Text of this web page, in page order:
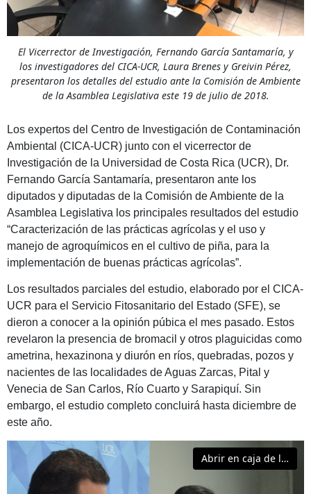
El Vicerrector de Investigación, Fernando García Santamaría, y
los investigadores del CICA-UCR, Laura Brenes y Greivin Pérez,
presentaron los detalles del estudio ante la Comisión de Ambiente
de la Asamblea Legislativa este 19 de julio de 2018.
Los expertos del Centro de Investigación de Contaminación
Ambiental (CICA-UCR) junto con el vicerrector de
Investigación de la Universidad de Costa Rica (UCR), Dr.
Fernando García Santamaría, presentaron ante los
diputados y diputadas de la Comisión de Ambiente de la
Asamblea Legislativa los principales resultados del estudio
“Caracterización de las prácticas agrícolas y el uso y
manejo de agroquímicos en el cultivo de piña, para la
implementación de buenas prácticas agrícolas”.
Los resultados parciales del estudio, elaborado por el CICA-
UCR para el Servicio Fitosanitario del Estado (SFE), se
dieron a conocer a la opinión púbica el mes pasado. Estos
revelaron la presencia de bromacil y otros plaguicidas como
ametrina, hexazinona y diurón en ríos, quebradas, pozos y
nacientes de las localidades de Aguas Zarcas, Pital y
Venecia de San Carlos, Río Cuarto y Sarapiquí. Sin
embargo, el estudio completo concluirá hasta diciembre de
este año.
Abrir en caja de luz